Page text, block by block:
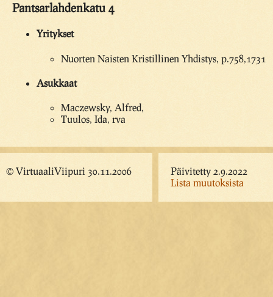
Pantsarlahdenkatu 4
Yritykset
Nuorten Naisten Kristillinen Yhdistys, p.758,1731
Asukkaat
Maczewsky, Alfred,
Tuulos, Ida, rva
© VirtuaaliViipuri 30.11.2006
Päivitetty 2.9.2022
Lista muutoksista